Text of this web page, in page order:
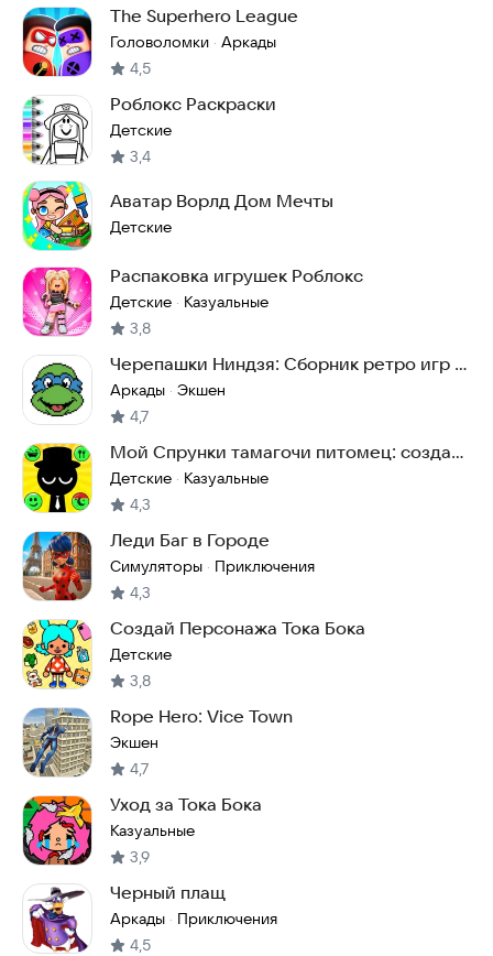
The Superhero League
Головоломки · Аркады
4,5
Роблокс Раскраски
Детские
3,4
Аватар Ворлд Дом Мечты
Детские
Распаковка игрушек Роблокс
Детские · Казуальные
3,8
Черепашки Ниндзя: Сборник ретро игр с
Денди и Сега
Аркады · Экшен
4,7
Мой Спрунки тамагочи питомец: создай
своего морфа
Детские · Казуальные
4,3
Леди Баг в Городе
Симуляторы · Приключения
4,3
Создай Персонажа Тока Бока
Детские
3,8
Rope Hero: Vice Town
Экшен
4,7
Уход за Тока Бока
Казуальные
3,9
Черный плащ
Аркады · Приключения
4,5